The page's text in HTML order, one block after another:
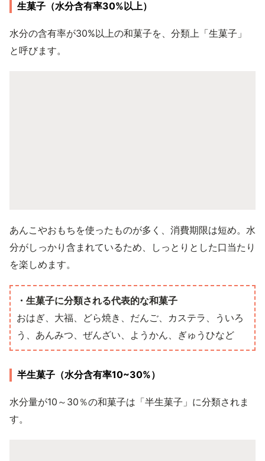
生菓子（水分含有率30%以上）
水分の含有率が30%以上の和菓子を、分類上「生菓子」
と呼びます。
あんこやおもちを使ったものが多く、消費期限は短め。水
分がしっかり含まれているため、しっとりとした口当たり
を楽しめます。
・生菓子に分類される代表的な和菓子
おはぎ、大福、どら焼き、だんご、カステラ、ういろ
う、あんみつ、ぜんざい、ようかん、ぎゅうひなど
半生菓子（水分含有率10~30%）
水分量が10～30％の和菓子は「半生菓子」に分類されま
す。